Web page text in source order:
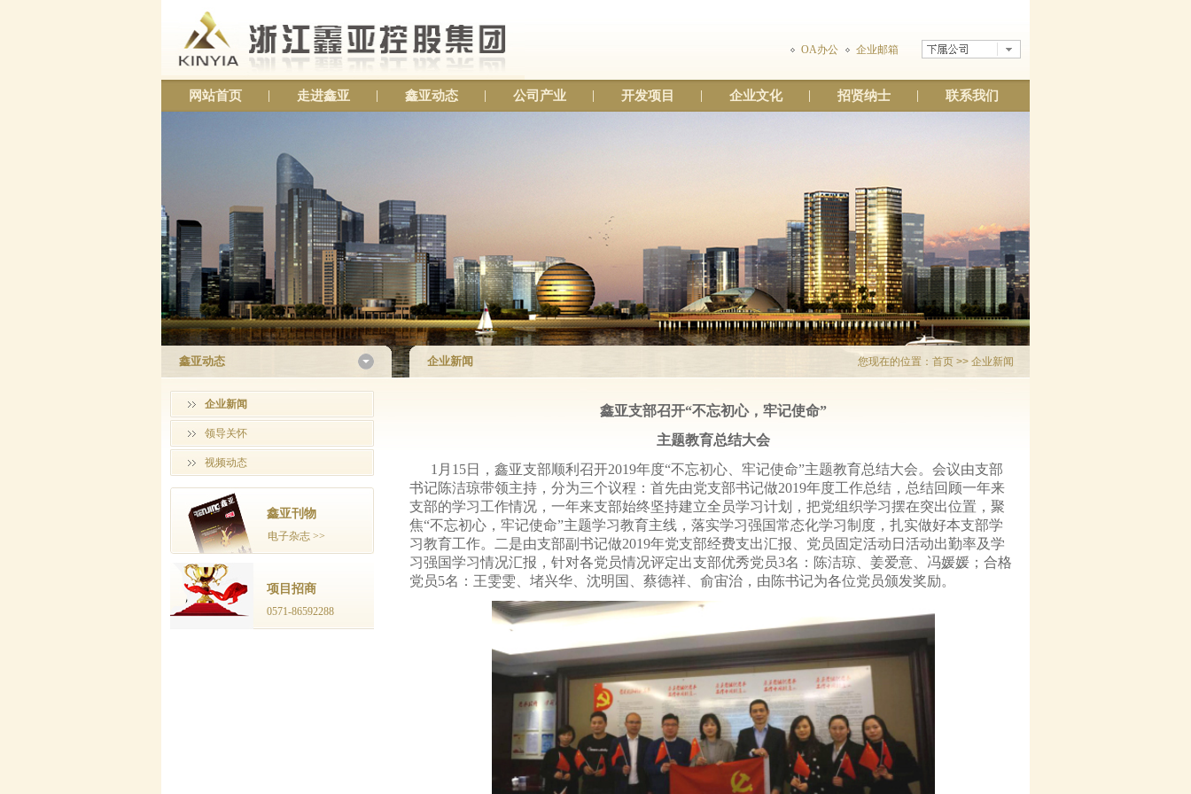
OA办公 企业邮箱
网站首页 走进鑫亚 鑫亚动态 公司产业 开发项目 企业文化 招贤纳士 联系我们
您现在的位置： 首页 >> 企业新闻
企业新闻
鑫亚支部召开“不忘初心，牢记使命”
主题教育总结大会
1月15日，鑫亚支部顺利召开2019年度“不忘初心、牢记使命”主题教育总结大会。会议由支部
书记陈洁琼带领主持，分为三个议程：首先由党支部书记做2019年度工作总结，总结回顾一年来
支部的学习工作情况，一年来支部始终坚持建立全员学习计划，把党组织学习摆在突出位置，聚
焦“不忘初心，牢记使命”主题学习教育主线，落实学习强国常态化学习制度，扎实做好本支部学
习教育工作。二是由支部副书记做2019年党支部经费支出汇报、党员固定活动日活动出勤率及学
习强国学习情况汇报，针对各党员情况评定出支部优秀党员3名：陈洁琼、姜爱意、冯媛媛；合格
党员5名：王雯雯、堵兴华、沈明国、蔡德祥、俞宙治，由陈书记为各位党员颁发奖励。
鑫亚动态
企业新闻
领导关怀
视频动态
鑫亚刊物
电子杂志 >>
项目招商
0571-86592288